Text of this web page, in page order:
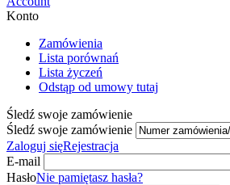
Konto
Zamówienia
Lista porównań
Lista życzeń
Odstąp od umowy tutaj
Śledź swoje zamówienie
Śledź swoje zamówienie
Zaloguj sięRejestracja
E-mail
HasłoNie pamiętasz hasła?